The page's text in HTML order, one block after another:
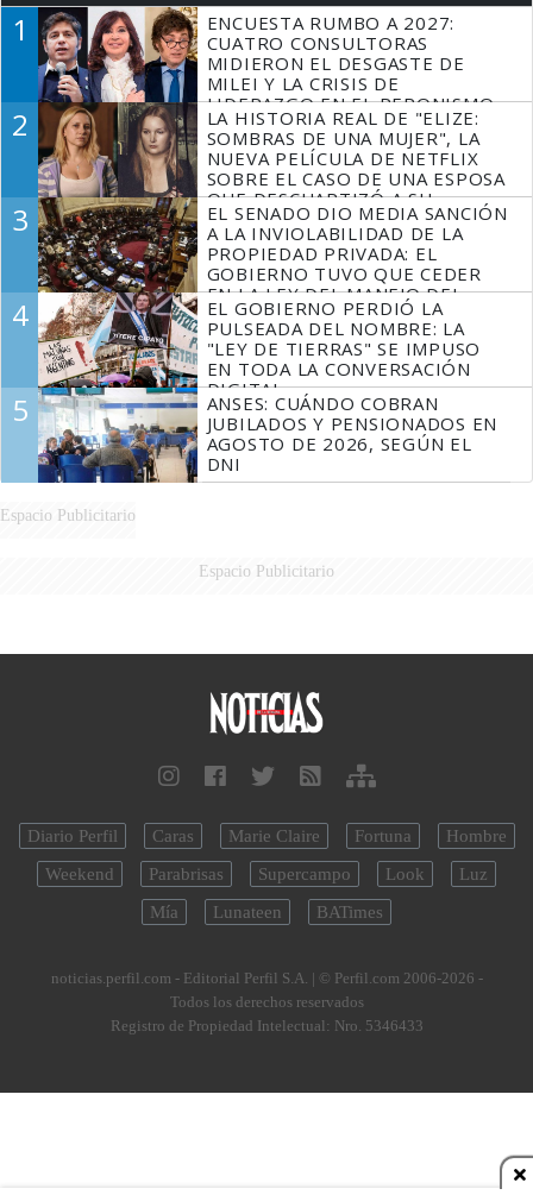
1
ENCUESTA RUMBO A 2027:
CUATRO CONSULTORAS
MIDIERON EL DESGASTE DE
MILEI Y LA CRISIS DE
LIDERAZGO EN EL PERONISMO
2
LA HISTORIA REAL DE "ELIZE:
SOMBRAS DE UNA MUJER", LA
NUEVA PELÍCULA DE NETFLIX
SOBRE EL CASO DE UNA ESPOSA
QUE DESCUARTIZÓ A SU
MARIDO
3
EL SENADO DIO MEDIA SANCIÓN
A LA INVIOLABILIDAD DE LA
PROPIEDAD PRIVADA: EL
GOBIERNO TUVO QUE CEDER
EN LA LEY DEL MANEJO DEL
FUEGO
4
EL GOBIERNO PERDIÓ LA
PULSEADA DEL NOMBRE: LA
"LEY DE TIERRAS" SE IMPUSO
EN TODA LA CONVERSACIÓN
DIGITAL
5
ANSES: CUÁNDO COBRAN
JUBILADOS Y PENSIONADOS EN
AGOSTO DE 2026, SEGÚN EL
DNI
Espacio Publicitario
Espacio Publicitario
Diario Perfil Caras Marie Claire Fortuna
Hombre
Weekend
Parabrisas Supercampo Look
Luz
Mía
Lunateen BATimes
noticias.perfil.com - Editorial Perfil S.A. | © Perfil.com 2006-2026 -
Todos los derechos reservados
Registro de Propiedad Intelectual: Nro. 5346433